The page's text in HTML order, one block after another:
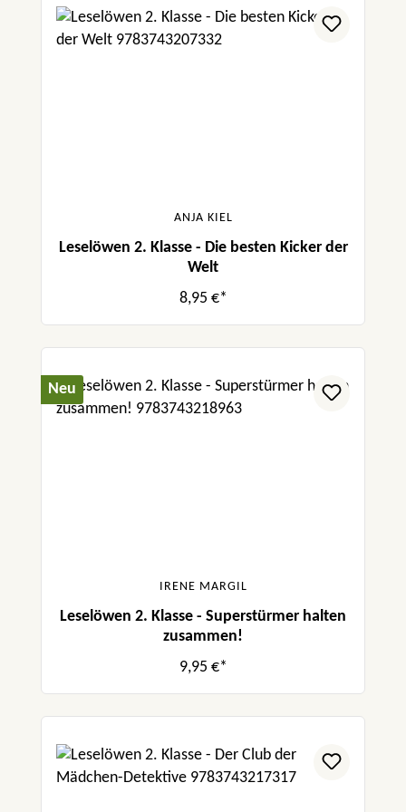
ANJA KIEL
Leselöwen 2. Klasse - Die besten Kicker der
Welt
8,95 €*
Neu
IRENE MARGIL
Leselöwen 2. Klasse - Superstürmer halten
zusammen!
9,95 €*